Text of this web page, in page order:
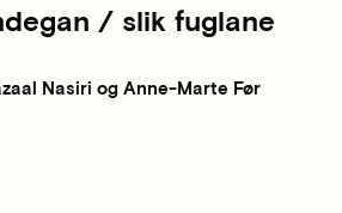
/ slik fuglane
Nasiri og Anne-Marte Før